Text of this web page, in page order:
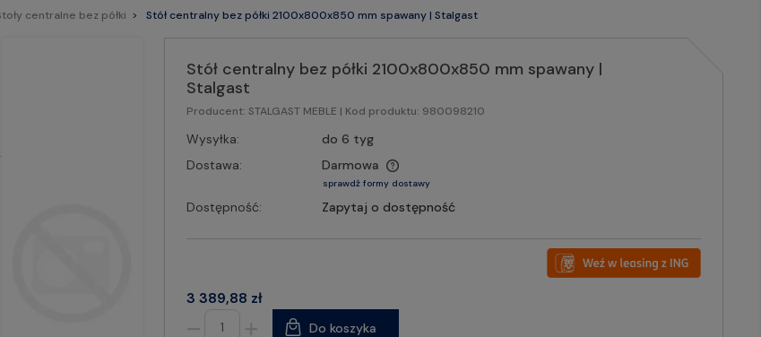
centralne bez półki Stół centralny bez półki 2100x800x850 mm spawany | Stalgast
Stół centralny bez półki 2100x800x850 mm spawany |
Stalgast
Producent: STALGAST MEBLE | Kod produktu: 980098210
Wysyłka:
do 6 tyg
Dostawa:
Darmowa
sprawdź formy dostawy
Dostępność: Zapytaj o dostępność
3 389,88 zł
Do koszyka